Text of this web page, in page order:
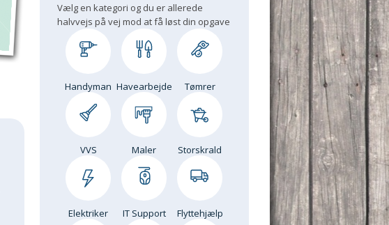
Vælg en kategori og du er allerede
halvvejs på vej mod at få løst din opgave
Handyman Havearbejde Tømrer
VVS Maler Storskrald
Elektriker IT Support Flyttehjælp